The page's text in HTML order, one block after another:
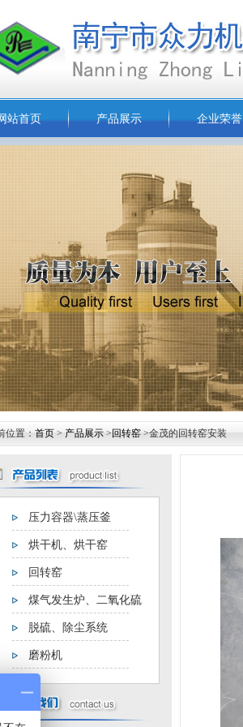
站首页 产品展示 企业荣誉
位置： 首页 > 产品展示 >回转窑 >金茂的回转窑安装
压力容器\蒸压釜
烘干机、烘干窑
回转窑
煤气发生炉、二氧化硫
发生器
脱硫、除尘系统
磨粉机